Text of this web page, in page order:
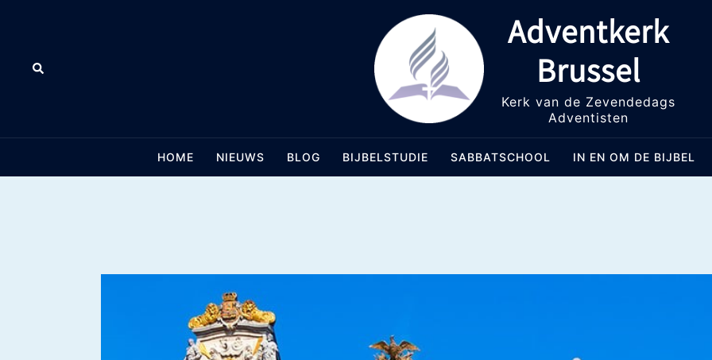
Search
Adventkerk
Brussel
Kerk van de Zevendedags
Adventisten
HOME NIEUWS BLOG BIJBELSTUDIE SABBATSCHOOL IN EN OM DE BIJBEL